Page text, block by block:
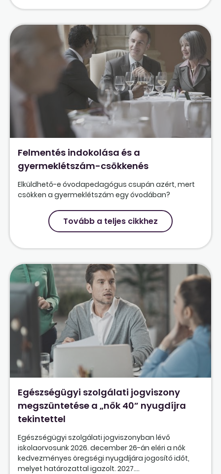
Felmentés indokolása és a
gyermeklétszám-csökkenés
Elküldhető-e óvodapedagógus csupán azért, mert
csökken a gyermeklétszám egy óvodában?
Tovább a teljes cikkhez
Egészségügyi szolgálati jogviszony
megszüntetése a „nők 40” nyugdíjra
tekintettel
Egészségügyi szolgálati jogviszonyban lévő
iskolaorvosunk 2026. december 26-án eléri a nők
kedvezményes öregségi nyugdíjára jogosító időt,
melyet határozattal igazolt. 2027....